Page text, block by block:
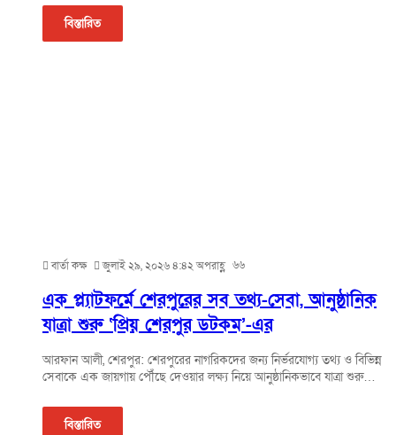
বিস্তারিত
বার্তা কক্ষ জুলাই ২৯, ২০২৬ ৪:৪২ অপরাহ্ণ ৬৬
এক প্ল্যাটফর্মে শেরপুরের সব তথ্য-সেবা, আনুষ্ঠানিক
যাত্রা শুরু ‘প্রিয় শেরপুর ডটকম’-এর
আরফান আলী, শেরপুর: শেরপুরের নাগরিকদের জন্য নির্ভরযোগ্য তথ্য ও বিভিন্ন
সেবাকে এক জায়গায় পৌঁছে দেওয়ার লক্ষ্য নিয়ে আনুষ্ঠানিকভাবে যাত্রা শুরু…
বিস্তারিত